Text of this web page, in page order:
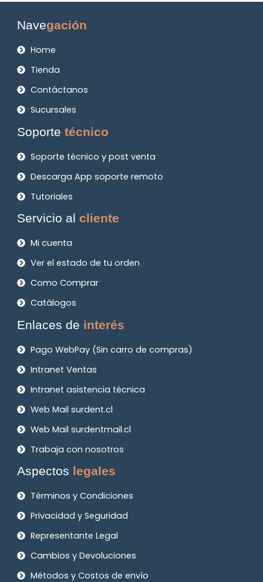
Navegación
Home
Tienda
Contáctanos
Sucursales
Soportetécnico
Soporte técnico y post venta
Descarga App soporte remoto
Tutoriales
Servicio alcliente
Mi cuenta
Ver el estado de tu orden
Como Comprar
Catálogos
Enlaces de interés
Pago WebPay (Sin carro de compras)
Intranet Ventas
Intranet asistencia técnica
Web Mail surdent.cl
Web Mail surdentmail.cl
Trabaja con nosotros
Aspectos legales
Términos y Condiciones
Privacidad y Seguridad
Representante Legal
Cambios y Devoluciones
Métodos y Costos de envío